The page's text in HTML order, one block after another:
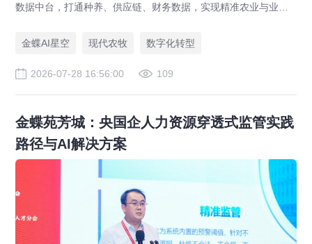
数据中台，打通种养、供应链、财务数据，实现精准农业与业财
金蝶AI星空
现代农牧 数字化转型
2026-07-28 16:56:00 109
金蝶苑芳城：央国企人力资源穿透式监管实践
路径与AI解决方案